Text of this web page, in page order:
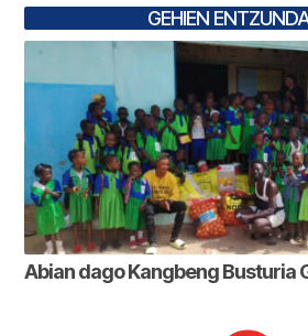
GEHIEN
Abian dago Kangbeng Busturia